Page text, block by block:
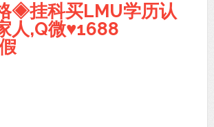
◈挂科买LMU学历认
人,Q微♥1688